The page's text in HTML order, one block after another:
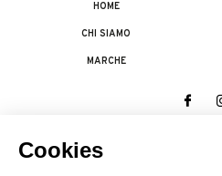
HOME
CHI SIAMO
MARCHE